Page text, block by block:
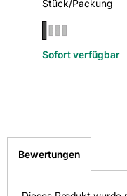
Verpackung:
Stück/Packung
Sofort verfügbar
Bewertungen